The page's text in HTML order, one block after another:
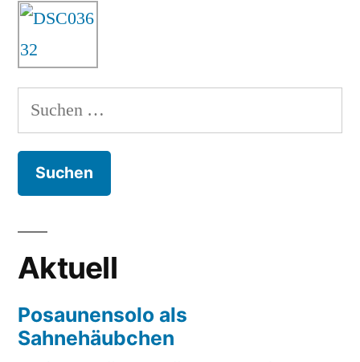
Suchen
nach:
Aktuell
Posaunensolo als
Sahnehäubchen